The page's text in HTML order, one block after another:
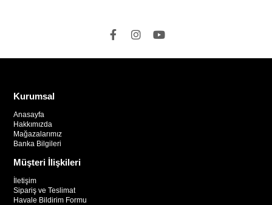
Kurumsal
Anasayfa
Hakkımızda
Mağazalarımız
Banka Bilgileri
Müşteri İlişkileri
İletişim
Sipariş ve Teslimat
Havale Bildirim Formu